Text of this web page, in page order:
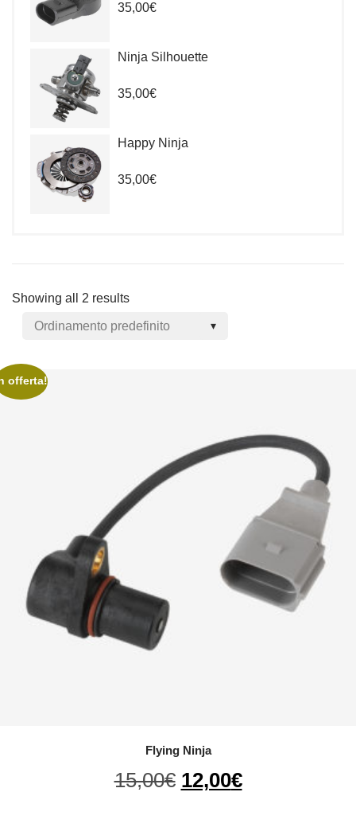
35,00€
Ninja Silhouette
35,00€
Happy Ninja
35,00€
Showing all 2 results
offerta!
Flying Ninja
15,00€ Il
prezzo
12,00€Il
prezzo